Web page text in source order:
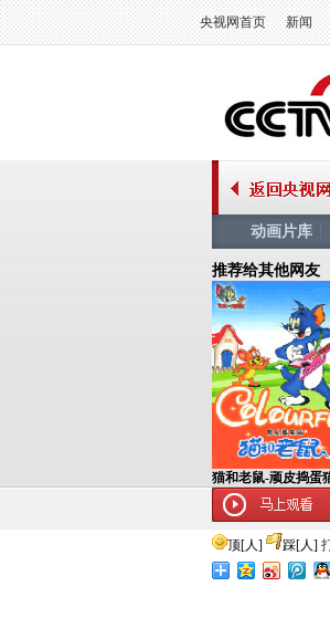
央视网首页 新闻
动画片库
推荐给其他网友
猫和老鼠-顽皮捣蛋
顶[人] 踩[人]